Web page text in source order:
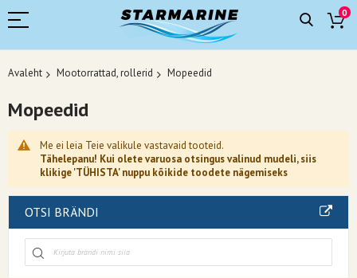
0
Avaleht Mootorrattad, rollerid Mopeedid
Mopeedid
Me ei leia Teie valikule vastavaid tooteid.
Tähelepanu! Kui olete varuosa otsingus valinud mudeli, siis
klikige 'TÜHISTA' nuppu kõikide toodete nägemiseks
OTSI BRÄNDI